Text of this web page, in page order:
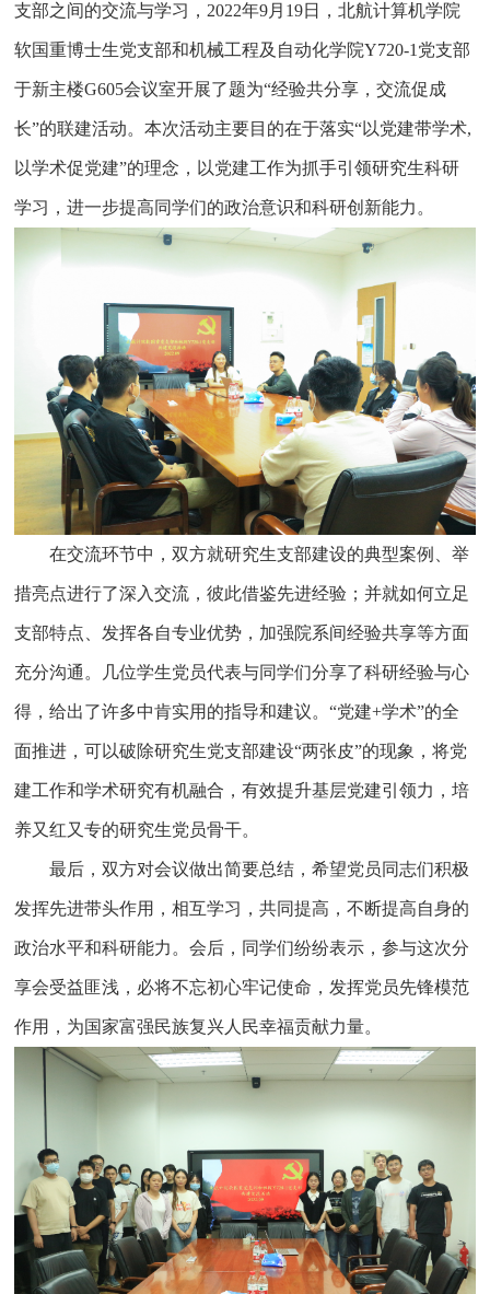
支部之间的交流与学习，2022年9月19日，北航计算机学院
软国重博士生党支部和机械工程及自动化学院Y720-1党支部
于新主楼G605会议室开展了题为“经验共分享，交流促成
长”的联建活动。本次活动主要目的在于落实“以党建带学术,
以学术促党建”的理念，以党建工作为抓手引领研究生科研
学习，进一步提高同学们的政治意识和科研创新能力。
在交流环节中，双方就研究生支部建设的典型案例、举
措亮点进行了深入交流，彼此借鉴先进经验；并就如何立足
支部特点、发挥各自专业优势，加强院系间经验共享等方面
充分沟通。几位学生党员代表与同学们分享了科研经验与心
得，给出了许多中肯实用的指导和建议。“党建+学术”的全
面推进，可以破除研究生党支部建设“两张皮”的现象，将党
建工作和学术研究有机融合，有效提升基层党建引领力，培
养又红又专的研究生党员骨干。
最后，双方对会议做出简要总结，希望党员同志们积极
发挥先进带头作用，相互学习，共同提高，不断提高自身的
政治水平和科研能力。会后，同学们纷纷表示，参与这次分
享会受益匪浅，必将不忘初心牢记使命，发挥党员先锋模范
作用，为国家富强民族复兴人民幸福贡献力量。